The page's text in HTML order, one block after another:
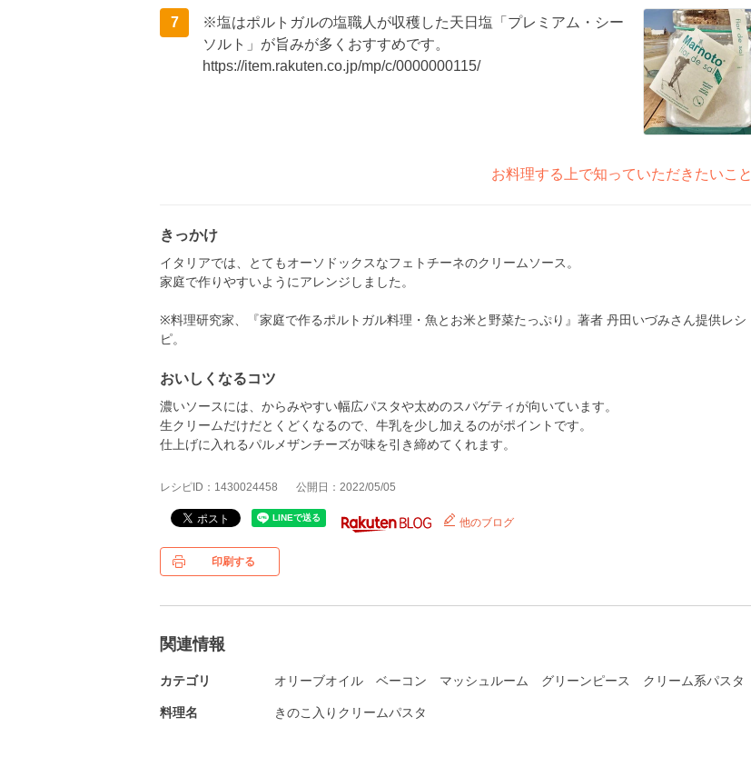
7
※塩はポルトガルの塩職人が収穫した天日塩「プレミアム・シー
ソルト」が旨みが多くおすすめです。
https://item.rakuten.co.jp/mp/c/0000000115/
お料理する上で知っていただきたいこと
きっかけ
イタリアでは、とてもオーソドックスなフェトチーネのクリームソース。
家庭で作りやすいようにアレンジしました。
※料理研究家、『家庭で作るポルトガル料理・魚とお米と野菜たっぷり』著者 丹田いづみさん提供レシ
ピ。
おいしくなるコツ
濃いソースには、からみやすい幅広パスタや太めのスパゲティが向いています。
生クリームだけだとくどくなるので、牛乳を少し加えるのがポイントです。
仕上げに入れるパルメザンチーズが味を引き締めてくれます。
レシピID：1430024458 公開日：2022/05/05
他のブログ
印刷する
関連情報
カテゴリ オリーブオイル ベーコン マッシュルーム グリーンピース クリーム系パスタ
料理名 きのこ入りクリームパスタ